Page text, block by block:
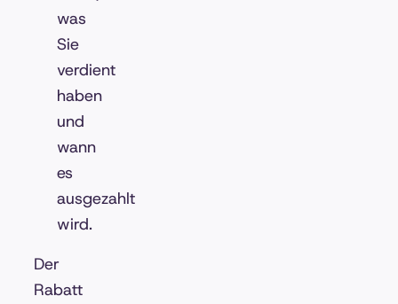
was
Sie
verdient
haben
und
wann
es
ausgezahlt
wird.
Der
Rabatt